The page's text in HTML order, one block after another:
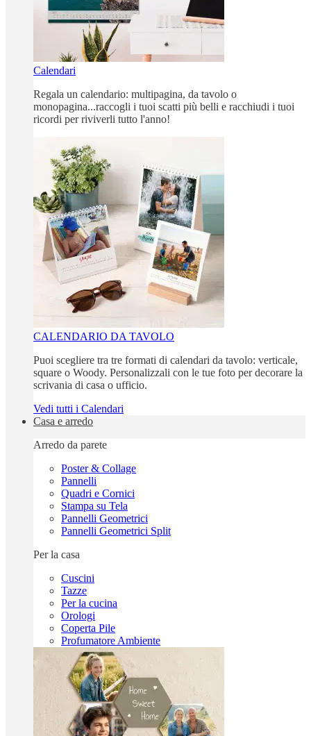
Calendari
Regala un calendario: multipagina, da tavolo o
monopagina...raccogli i tuoi scatti più belli e racchiudi i tuoi
ricordi per riviverli tutto l'anno!
CALENDARIO DA TAVOLO
Puoi scegliere tra tre formati di calendari da tavolo: verticale,
square o Woody. Personalizzali con le tue foto per decorare la
scrivania di casa o ufficio.
Vedi tutti i Calendari
Casa e arredo
Arredo da parete
Poster & Collage
Pannelli
Quadri e Cornici
Stampa su Tela
Pannelli Geometrici
Pannelli Geometrici Split
Per la casa
Cuscini
Tazze
Per la cucina
Orologi
Coperta Pile
Profumatore Ambiente